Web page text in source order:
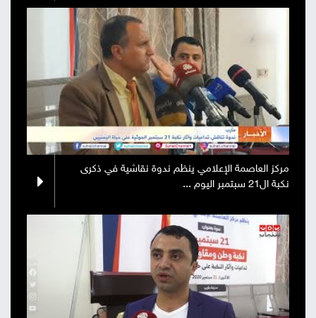
مركز العاصمة الإعلامي ينظم ندوة نقاشية في ذكرى
نكبة ال21 سبتمبر اليوم ...